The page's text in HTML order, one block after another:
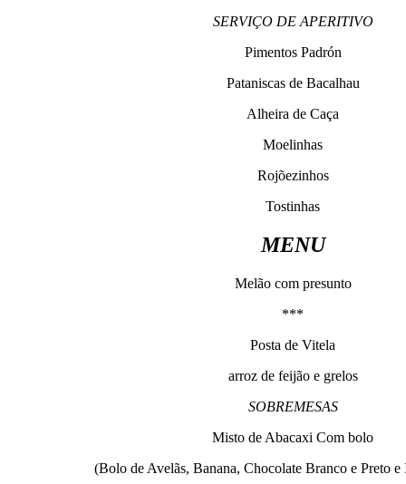
SERVIÇO DE APERITIVO
Pimentos Padrón
Pataniscas de Bacalhau
Alheira de Caça
Moelinhas
Rojõezinhos
Tostinhas
MENU
Melão com presunto
***
Posta de Vitela
arroz de feijão e grelos
SOBREMESAS
Misto de Abacaxi Com bolo
(Bolo de Avelãs, Banana, Chocolate Branco e Preto e